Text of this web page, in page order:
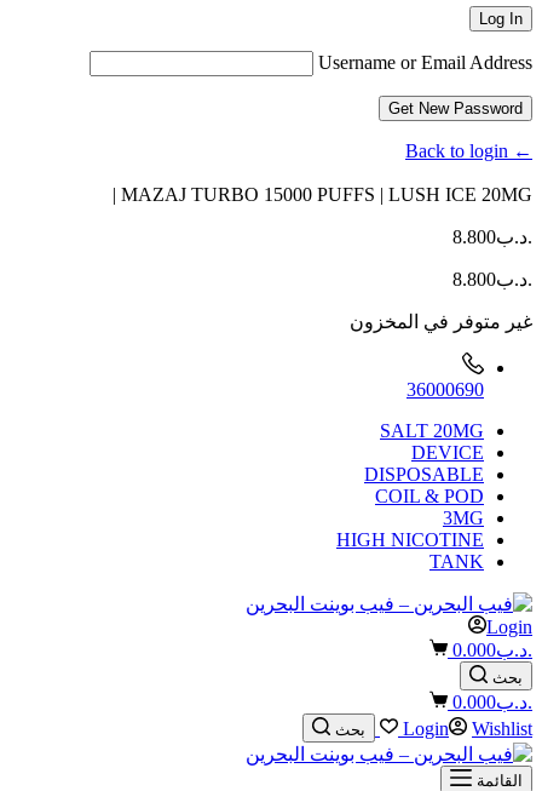
Log In
Username or Email Address
Get New Password
← Back to login
MAZAJ TURBO 15000 PUFFS | LUSH ICE 20MG |
.د.ب8.800
.د.ب8.800
غير متوفر في المخزون
36000690
SALT 20MG
DEVICE
DISPOSABLE
COIL & POD
3MG
HIGH NICOTINE
TANK
Login
Shopping
cart
.د.ب0.000
بحث
Shopping
cart
.د.ب0.000
Login
Wishlist بحث
القائمة